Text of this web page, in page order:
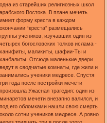
одна из старейших религиозных школ
арабского Востока. В плане мечеть
имеет форму креста в каждом
окончании “креста” размещались
группы учеников, изучавших один из
четырех богословских толков ислама -
ханифиты, маликиты, шафии-Ты и
ханбалиты. Отсюда маленькие двери
ведут в сводчатые комнаты, где жили и
занимались ученики медресе. Спустя
три года после постройки мечети
произошла Ужасная трагедия: один из
минаретов мечети внезапно валился, и
под его обломками нашли свою смерть
около сотни учеников медресе. А ровно